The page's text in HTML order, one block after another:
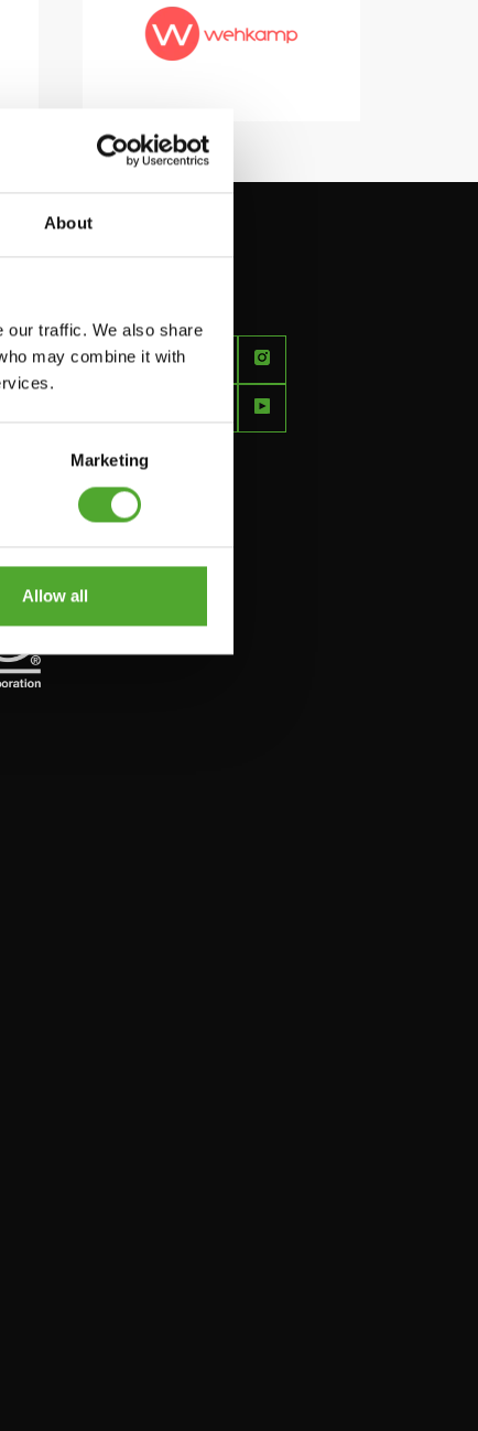
About
our traffic. We also share
may combine it with
Marketing
Allow all